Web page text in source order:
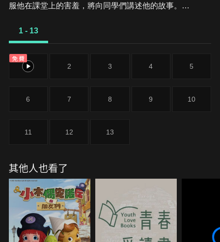
服他在課堂上的害羞，將向同學們講述他的故事。納
新生活。對他和我們來說，冒險的第一章開始了。在
瞬即逝的陰影。這就是為什麼，隨著他的生活改變，
當五個怪物出現在他的房間中時，就像他一樣害怕，
1 - 13
免費
1 2 3 4 5
6 7 8 9 10
11 12 13
其他人也看了